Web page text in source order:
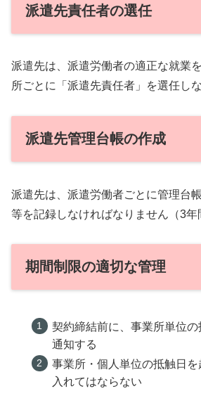
派遣先責任者の選任
派遣先は、派遣労働者の適正な就業
所ごとに「派遣先責任者」を選任し
派遣先管理台帳の作成
派遣先は、派遣労働者ごとに管理台
等を記録しなければなりません（3年
期間制限の適切な管理
契約締結前に、事業所単位
通知する
事業所・個人単位の抵触日
入れてはならない